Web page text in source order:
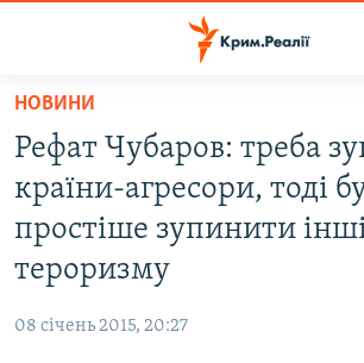
Перейти
основного
матеріалу
Перейти
до
основної
Перейти
НОВИНИ
ВОДА.КРИМ
ВІДЕО ТА ФОТО
НОВИНИ
Рефат Чубаров: треба
країни-агресори, тоді
простіше зупинити
тероризму
08 січень 2015, 20:27